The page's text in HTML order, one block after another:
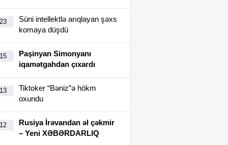
Süni intellektlə arıqlayan şəxs
komaya düşdü
Paşinyan Simonyanı
iqamətgahdan çıxardı
Tiktoker “Bəniz”ə hökm
oxundu
Rusiya İrəvandan əl çəkmir
– Yeni XƏBƏRDARLIQ